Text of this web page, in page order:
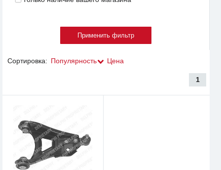
Сортировка: Популярность Цена
1